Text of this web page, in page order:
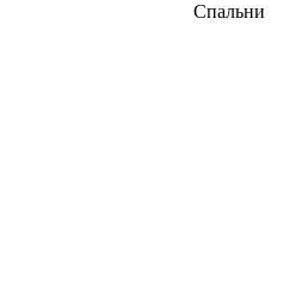
Спальни